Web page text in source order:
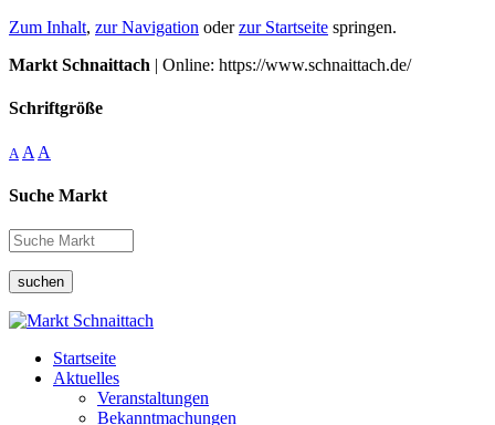
Zum Inhalt, zur Navigation oderzur Startseite springen.
Markt Schnaittach | Online: https://www.schnaittach.de/
Schriftgröße
A A A
Suche Markt
suchen
Startseite
Aktuelles
Veranstaltungen
Bekanntmachungen